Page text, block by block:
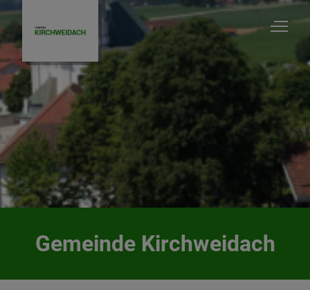
Gemeinde Kirchweidach